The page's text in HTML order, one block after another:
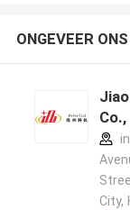
ONGEVEER ONS
City,